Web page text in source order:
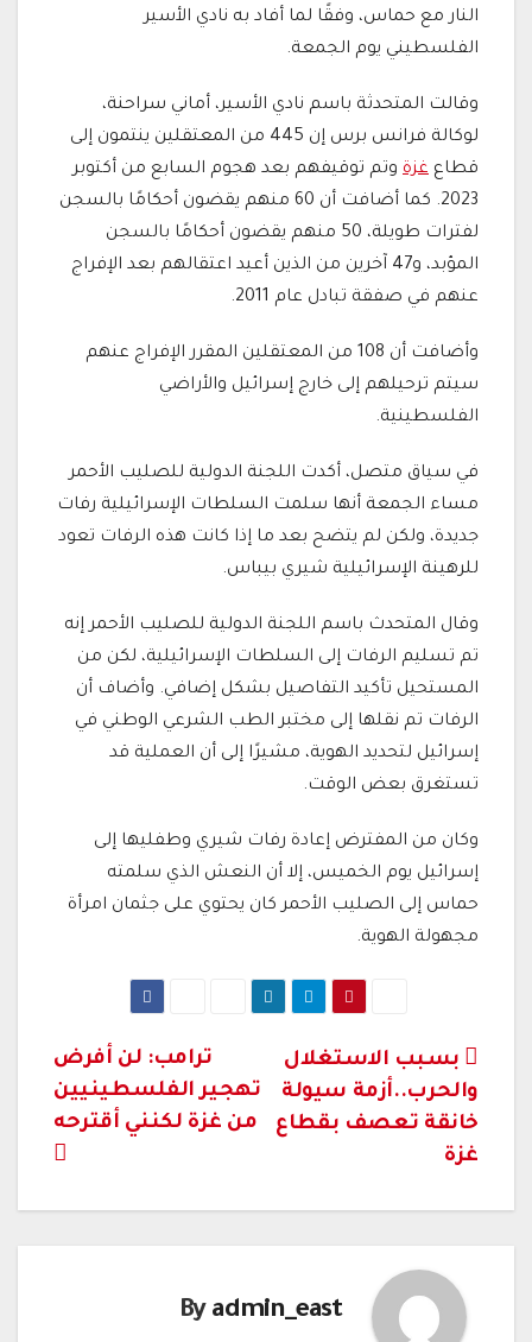
النار مع حماس، وفقًا لما أفاد به نادي الأسير
الفلسطيني يوم الجمعة.
وقالت المتحدثة باسم نادي الأسير، أماني سراحنة،
لوكالة فرانس برس إن 445 من المعتقلين ينتمون إلى
قطاع غزة وتم توقيفهم بعد هجوم السابع من أكتوبر
2023. كما أضافت أن 60 منهم يقضون أحكامًا بالسجن
لفترات طويلة، 50 منهم يقضون أحكامًا بالسجن
المؤبد، و47 آخرين من الذين أعيد اعتقالهم بعد الإفراج
عنهم في صفقة تبادل عام 2011.
وأضافت أن 108 من المعتقلين المقرر الإفراج عنهم
سيتم ترحيلهم إلى خارج إسرائيل والأراضي
الفلسطينية.
في سياق متصل، أكدت اللجنة الدولية للصليب الأحمر
مساء الجمعة أنها سلمت السلطات الإسرائيلية رفات
جديدة، ولكن لم يتضح بعد ما إذا كانت هذه الرفات تعود
للرهينة الإسرائيلية شيري بيباس.
وقال المتحدث باسم اللجنة الدولية للصليب الأحمر إنه
تم تسليم الرفات إلى السلطات الإسرائيلية، لكن من
المستحيل تأكيد التفاصيل بشكل إضافي. وأضاف أن
الرفات تم نقلها إلى مختبر الطب الشرعي الوطني في
إسرائيل لتحديد الهوية، مشيرًا إلى أن العملية قد
تستغرق بعض الوقت.
وكان من المفترض إعادة رفات شيري وطفليها إلى
إسرائيل يوم الخميس، إلا أن النعش الذي سلمته
حماس إلى الصليب الأحمر كان يحتوي على جثمان امرأة
مجهولة الهوية.
تصفّح
المقالات
ترامب: لن أفرض
تهجير الفلسطينيين
من غزة لكنني أقترحه
بسبب الاستغلال
والحرب..أزمة سيولة
خانقة تعصف بقطاع
غزة
By admin_east